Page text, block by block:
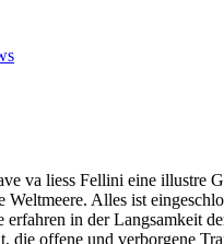
va liess Fellini eine
Alles ist
in der
offene und verborgene